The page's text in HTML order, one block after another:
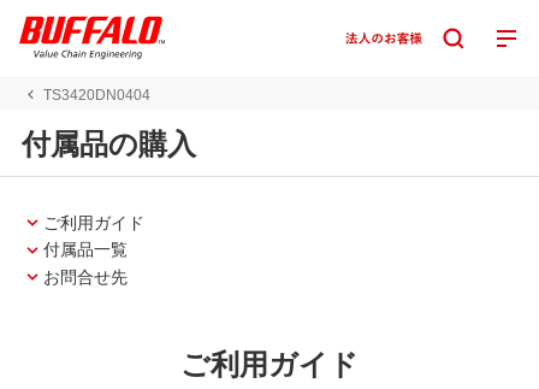
TS3420DN0404
付属品の購入
ご利用ガイド
付属品一覧
お問合せ先
ご利用ガイド